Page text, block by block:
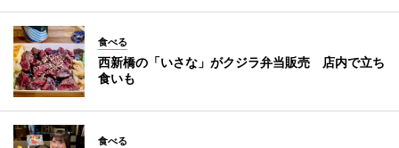
食べる
西新橋の「いさな」がクジラ弁当販売 店内で立ち
食いも
食べる